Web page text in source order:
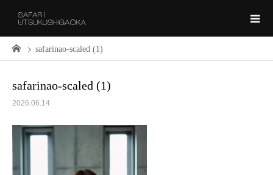
safarinao-scaled (1)
safarinao-scaled (1)
2026.06.14